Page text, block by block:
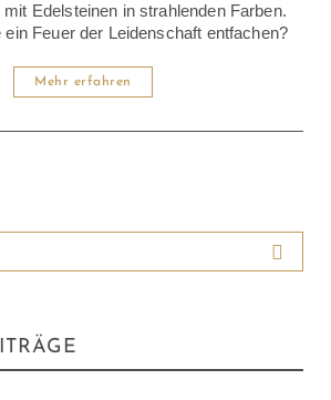
Edelsteinen in strahlenden Farben.
Feuer der Leidenschaft entfachen?
Mehr erfahren